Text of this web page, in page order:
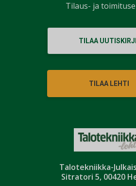
Talotekniikka-
Sitratori 5, 00420
TILAA
TILAA LEHTI
Tilaus- ja